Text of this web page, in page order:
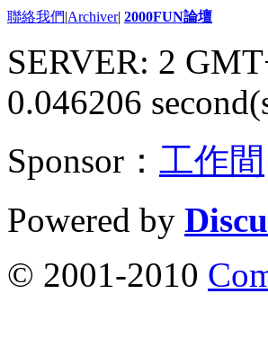
聯絡我們|Archiver| 2000FUN論壇
SERVER: 2
0.046206
Sponsor： 工作間
Powered by
© 2001-2010